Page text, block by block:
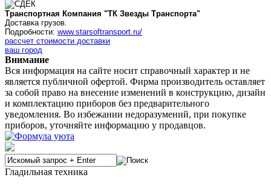
Транспортная Компания "ТК Звезды Транспорта"
Доставка грузов.
Подробности: www.starsoftransport.ru/
рассчет стоимости доставки
ваш город
Внимание
Вся информация на сайте носит справочный характер и не
является публичной офертой. Фирма производитель оставляет
за собой право на внесение изменений в конструкцию, дизайн
и комплектацию приборов без предварительного
уведомления. Во избежании недоразумений, при покупке
приборов, уточняйте информацию у продавцов.
Гладильная техника